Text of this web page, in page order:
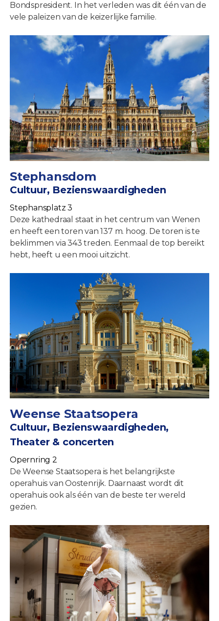
Bondspresident. In het verleden was dit één van de
vele paleizen van de keizerlijke familie.
Stephansdom
Cultuur, Bezienswaardigheden
Stephansplatz 3
Deze kathedraal staat in het centrum van Wenen
en heeft een toren van 137 m. hoog. De toren is te
beklimmen via 343 treden. Eenmaal de top bereikt
hebt, heeft u een mooi uitzicht.
Weense Staatsopera
Cultuur, Bezienswaardigheden,
Theater & concerten
Opernring 2
De Weense Staatsopera is het belangrijkste
operahuis van Oostenrijk. Daarnaast wordt dit
operahuis ook als één van de beste ter wereld
gezien.